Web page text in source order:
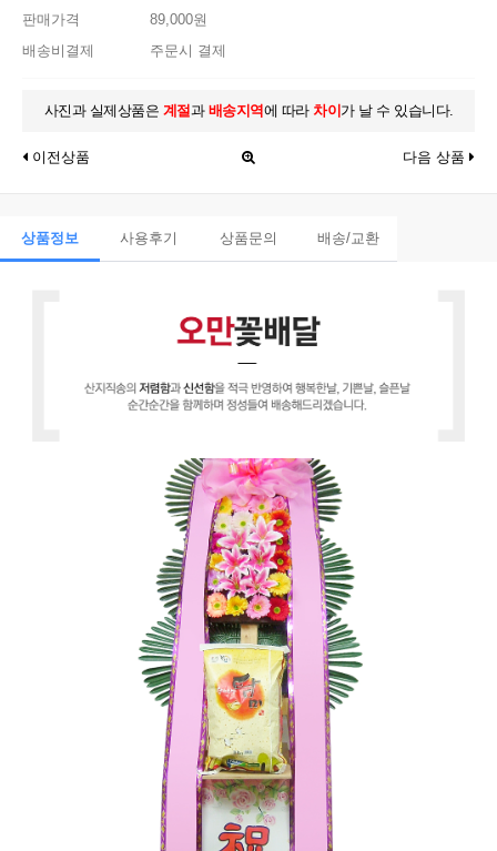
판매가격
89,000원
배송비결제
주문시 결제
사진과 실제상품은 계절과 배송지역에 따라 차이 가 날 수 있습니다.
이전상품 다음 상품
상품정보 사용후기 상품문의 배송/교환